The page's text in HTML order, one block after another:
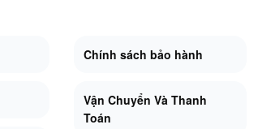
Chính sách bảo hành
Vận Chuyển Và Thanh
Toán